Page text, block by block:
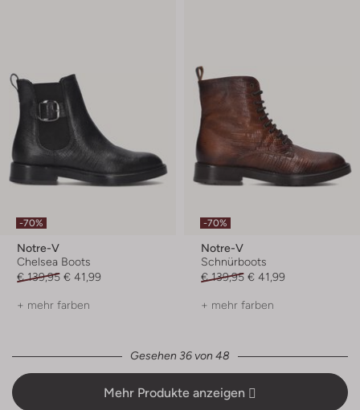
-70%
Notre-V
Chelsea Boots
€ 139,95 € 41,99
+ mehr farben
-70%
Notre-V
Schnürboots
€ 139,95 € 41,99
+ mehr farben
Gesehen 36 von 48
Mehr Produkte anzeigen